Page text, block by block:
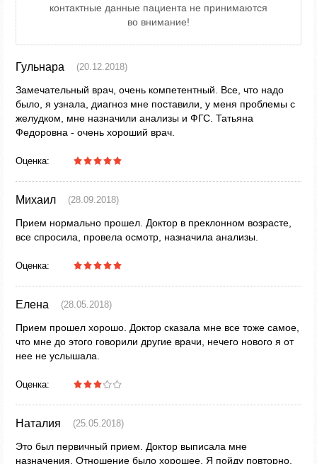
контактные данные пациента не принимаются
во внимание!
Гульнара (20.12.2018)
Замечательный врач, очень компетентный. Все, что надо
было, я узнала, диагноз мне поставили, у меня проблемы с
желудком, мне назначили анализы и ФГС. Татьяна
Федоровна - очень хороший врач.
Оценка:
Михаил (28.09.2018)
Прием нормально прошел. Доктор в преклонном возрасте,
все спросила, провела осмотр, назначила анализы.
Оценка:
Елена (28.05.2018)
Прием прошел хорошо. Доктор сказала мне все тоже самое,
что мне до этого говорили другие врачи, нечего нового я от
нее не услышала.
Оценка:
Наталия (25.05.2018)
Это был первичный прием. Доктор выписала мне
назначения. Отношение было хорошее. Я пойду повторно.